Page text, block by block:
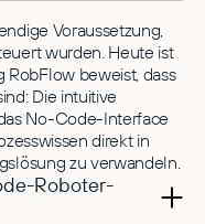
Voraussetzung,
wurden. Heute ist
beweist, dass
Die intuitive
No-Code-Interface
direkt in
zu verwandeln.
Roboter-